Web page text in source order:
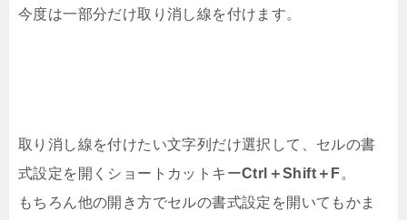
今度は一部分だけ取り消し線を付けます。
取り消し線を付けたい文字列だけ選択して、セルの書
式設定を開くショートカットキーCtrl＋Shift＋F。
もちろん他の開き方でセルの書式設定を開いてもかま